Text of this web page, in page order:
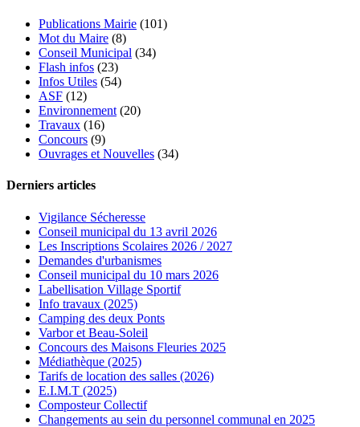
Publications Mairie (101)
Mot du Maire (8)
Conseil Municipal (34)
Flash infos (23)
Infos Utiles (54)
ASF (12)
Environnement (20)
Travaux (16)
Concours (9)
Ouvrages et Nouvelles (34)
Derniers articles
Vigilance Sécheresse
Conseil municipal du 13 avril 2026
Les Inscriptions Scolaires 2026 / 2027
Demandes d'urbanismes
Conseil municipal du 10 mars 2026
Labellisation Village Sportif
Info travaux (2025)
Camping des deux Ponts
Varbor et Beau-Soleil
Concours des Maisons Fleuries 2025
Médiathèque (2025)
Tarifs de location des salles (2026)
E.I.M.T (2025)
Composteur Collectif
Changements au sein du personnel communal en 2025